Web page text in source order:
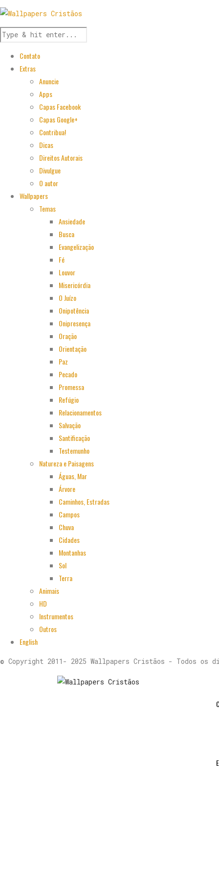
Contato
Extras
Anuncie
Apps
Capas Facebook
Capas Google+
Contribua!
Dicas
Direitos Autorais
Divulgue
O autor
Wallpapers
Temas
Ansiedade
Busca
Evangelização
Fé
Louvor
Misericórdia
O Juízo
Onipotência
Onipresença
Oração
Orientação
Paz
Pecado
Promessa
Refúgio
Relacionamentos
Salvação
Santificação
Testemunho
Natureza e Paisagens
Águas, Mar
Árvore
Caminhos, Estradas
Campos
Chuva
Cidades
Montanhas
Sol
Terra
Animais
HD
Instrumentos
Outros
English
© Copyright 2011- 2025 Wallpapers Cristãos - Todos os